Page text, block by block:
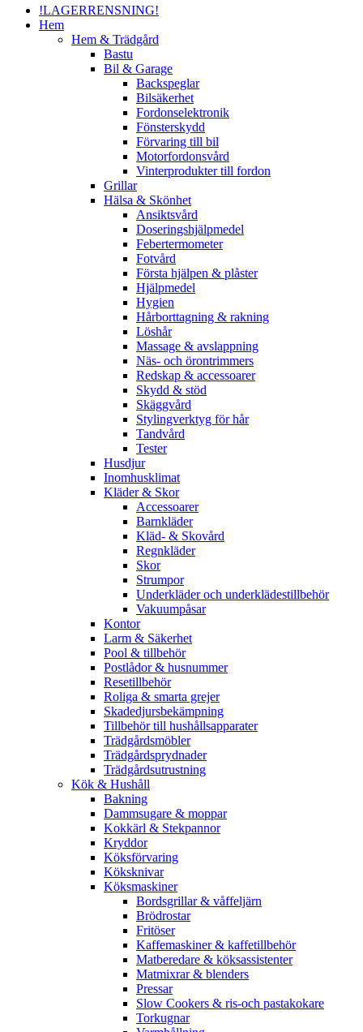
!LAGERRENSNING!
Hem
Hem & Trädgård
Bastu
Bil & Garage
Backspeglar
Bilsäkerhet
Fordonselektronik
Fönsterskydd
Förvaring till bil
Motorfordonsvård
Vinterprodukter till fordon
Grillar
Hälsa & Skönhet
Ansiktsvård
Doseringshjälpmedel
Febertermometer
Fotvård
Första hjälpen & plåster
Hjälpmedel
Hygien
Hårborttagning & rakning
Löshår
Massage & avslappning
Näs- och örontrimmers
Redskap & accessoarer
Skydd & stöd
Skäggvård
Stylingverktyg för hår
Tandvård
Tester
Husdjur
Inomhusklimat
Kläder & Skor
Accessoarer
Barnkläder
Kläd- & Skovård
Regnkläder
Skor
Strumpor
Underkläder och underklädestillbehör
Vakuumpåsar
Kontor
Larm & Säkerhet
Pool & tillbehör
Postlådor & husnummer
Resetillbehör
Roliga & smarta grejer
Skadedjursbekämpning
Tillbehör till hushållsapparater
Trädgårdsmöbler
Trädgårdsprydnader
Trädgårdsutrustning
Kök & Hushåll
Bakning
Dammsugare & moppar
Kokkärl & Stekpannor
Kryddor
Köksförvaring
Köksknivar
Köksmaskiner
Bordsgrillar & våffeljärn
Brödrostar
Fritöser
Kaffemaskiner & kaffetillbehör
Matberedare & köksassistenter
Matmixrar & blenders
Pressar
Slow Cookers & ris-och pastakokare
Torkugnar